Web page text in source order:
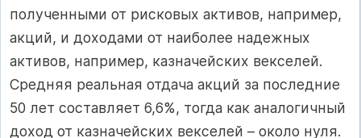
полученными от рисковых активов, например,
акций, и доходами от наиболее надежных
активов, например, казначейских векселей.
Средняя реальная отдача акций за последние
50 лет составляет 6,6%, тогда как аналогичный
доход от казначейских векселей – около нуля.